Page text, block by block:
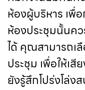
ห้องผู้บริหาร เพื่อ
ห้องประชุมนั้นคว
ได้ คุณสามารถเ
ประชุม เพื่อให้เ
ยังรู้สึกโปร่งโล่ง